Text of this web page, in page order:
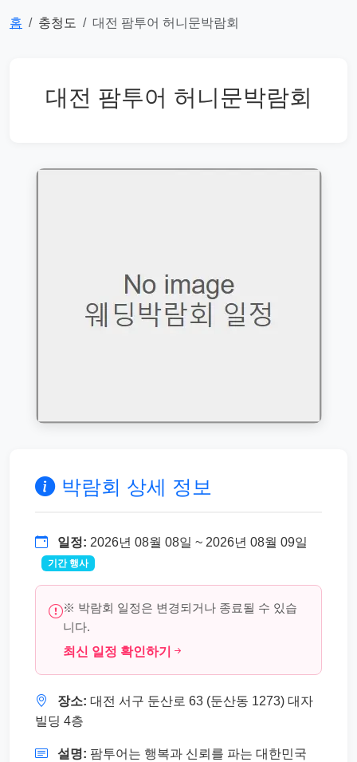
홈 충청도 대전 팜투어 허니문박람회
대전 팜투어 허니문박람회
박람회 상세 정보
일정: 2026년 08월 08일 ~ 2026년 08월 09일
기간 행사
※ 박람회 일정은 변경되거나 종료될 수 있습
니다.
최신 일정 확인하기
장소: 대전 서구 둔산로 63 (둔산동 1273) 대자
빌딩 4층
설명: 팜투어는 행복과 신뢰를 파는 대한민국